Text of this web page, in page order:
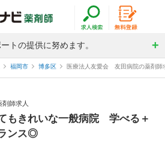
トの提供に努めます。
福岡市 博多区 医療法人友愛会 友田病院の薬剤師
剤師求人
もきれいな一般病院 学べる＋
ンス◎